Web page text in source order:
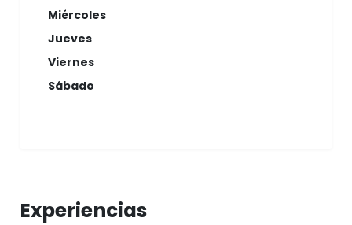
Miércoles
Jueves
Viernes
Sábado
Experiencias